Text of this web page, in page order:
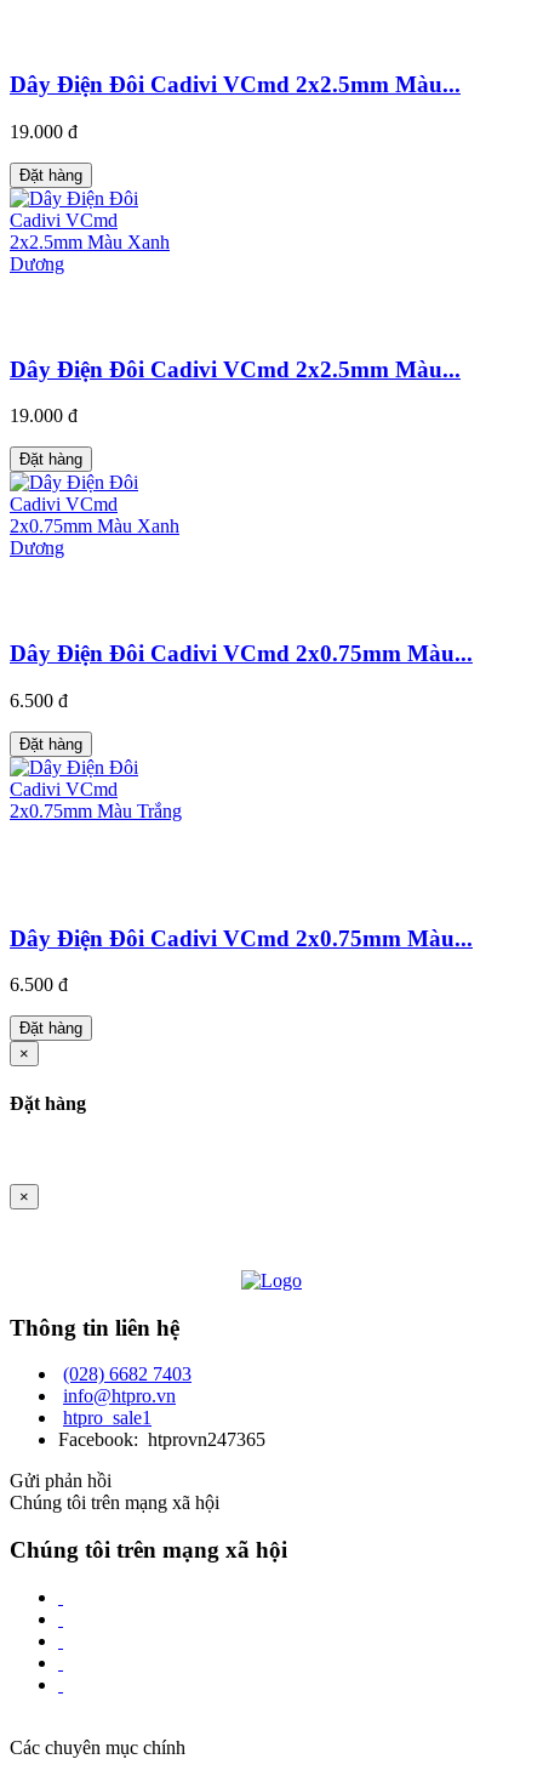
Dây Điện Đôi Cadivi VCmd 2x2.5mm Màu...
19.000 đ
Đặt hàng
Dây Điện Đôi Cadivi VCmd 2x2.5mm Màu...
19.000 đ
Đặt hàng
Dây Điện Đôi Cadivi VCmd 2x0.75mm Màu...
6.500 đ
Đặt hàng
Dây Điện Đôi Cadivi VCmd 2x0.75mm Màu...
6.500 đ
Đặt hàng
×
Đặt hàng
×
Thông tin liên hệ
(028) 6682 7403
info@htpro.vn
htpro_sale1
Facebook: htprovn247365
Gửi phản hồi
Chúng tôi trên mạng xã hội
Chúng tôi trên mạng xã hội
Các chuyên mục chính